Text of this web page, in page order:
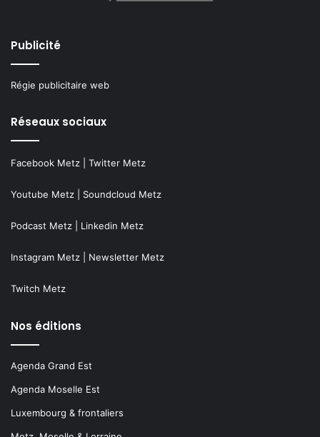
Publicité
Régie publicitaire web
Réseaux sociaux
Facebook Metz Twitter Metz
Youtube Metz Soundcloud Metz
Podcast Metz Linkedin Metz
Instagram Metz Newsletter Metz
Twitch Metz
Nos éditions
Agenda Grand Est
Agenda Moselle Est
Luxembourg & frontaliers